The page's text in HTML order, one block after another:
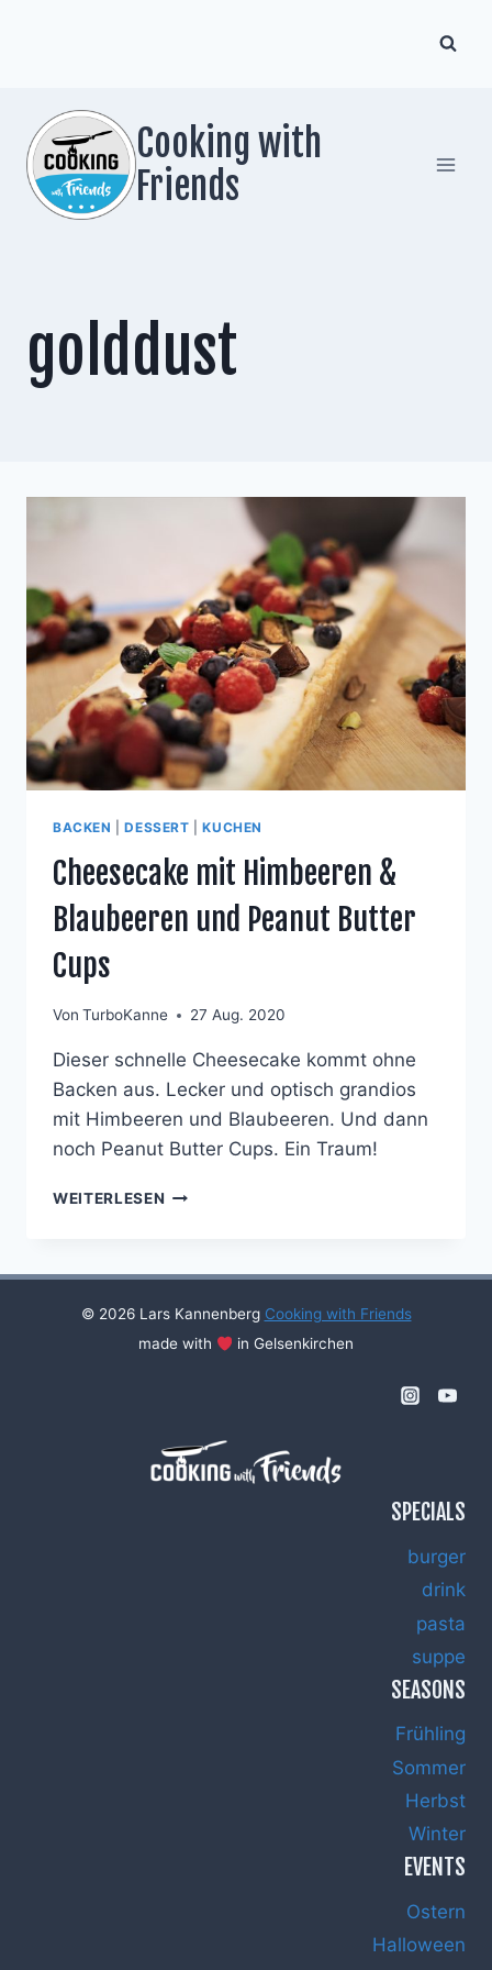
Cooking with
Friends
golddust
BACKEN |DESSERT |KUCHEN
Cheesecake mit Himbeeren &
Blaubeeren und Peanut Butter
Cups
Von TurboKanne 27 Aug. 2020
Dieser schnelle Cheesecake kommt ohne
Backen aus. Lecker und optisch grandios
mit Himbeeren und Blaubeeren. Und dann
noch Peanut Butter Cups. Ein Traum!
WEITERLESEN CHEESECAKE
BLAUBEEREN
UND
BUTTER
© 2026 Lars Kannenberg Cooking with Friends
made with
in Gelsenkirchen
SPECIALS
burger
drink
pasta
suppe
SEASONS
Frühling
Sommer
Herbst
Winter
EVENTS
Ostern
Halloween